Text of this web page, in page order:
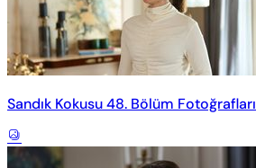
Sandık Kokusu 48. Bölüm Fotoğrafları